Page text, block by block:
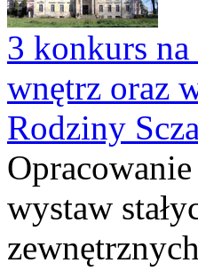
3 konkurs
wnętrz oraz
Rodziny
wystaw